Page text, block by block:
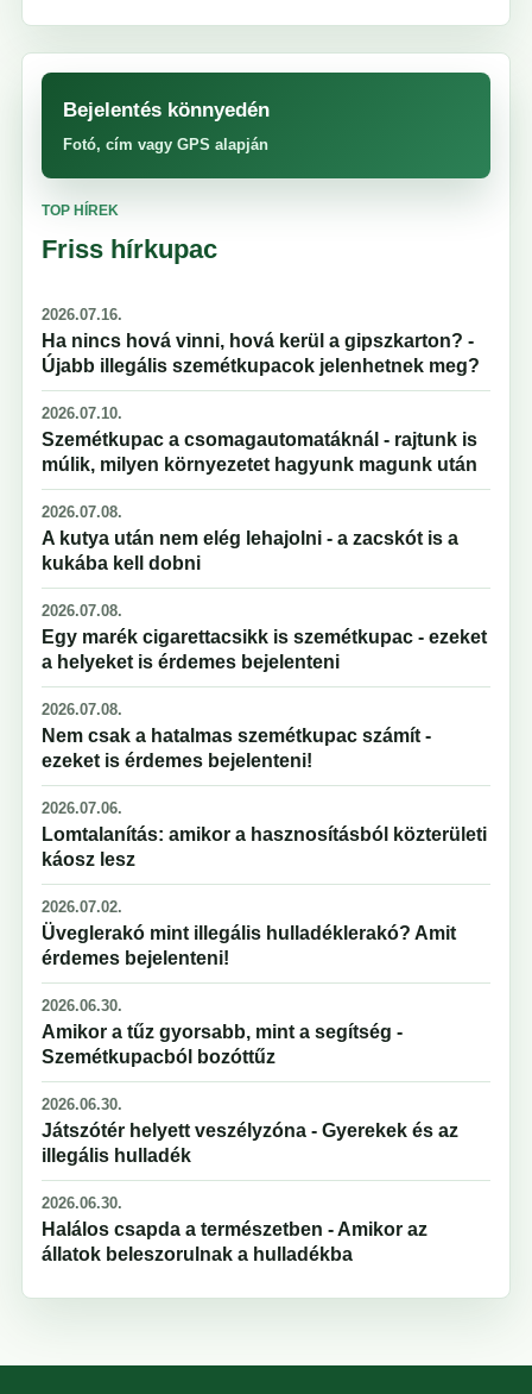
Bejelentés könnyedén
Fotó, cím vagy GPS alapján
TOP HÍREK
Friss hírkupac
2026.07.16.
Ha nincs hová vinni, hová kerül a gipszkarton? -
Újabb illegális szemétkupacok jelenhetnek meg?
2026.07.10.
Szemétkupac a csomagautomatáknál - rajtunk is
múlik, milyen környezetet hagyunk magunk után
2026.07.08.
A kutya után nem elég lehajolni - a zacskót is a
kukába kell dobni
2026.07.08.
Egy marék cigarettacsikk is szemétkupac - ezeket
a helyeket is érdemes bejelenteni
2026.07.08.
Nem csak a hatalmas szemétkupac számít -
ezeket is érdemes bejelenteni!
2026.07.06.
Lomtalanítás: amikor a hasznosításból közterületi
káosz lesz
2026.07.02.
Üveglerakó mint illegális hulladéklerakó? Amit
érdemes bejelenteni!
2026.06.30.
Amikor a tűz gyorsabb, mint a segítség -
Szemétkupacból bozóttűz
2026.06.30.
Játszótér helyett veszélyzóna - Gyerekek és az
illegális hulladék
2026.06.30.
Halálos csapda a természetben - Amikor az
állatok beleszorulnak a hulladékba